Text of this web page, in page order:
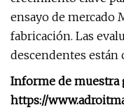
ensayo de mercado
fabricación. Las
descendentes están
Informe de muestra
https://